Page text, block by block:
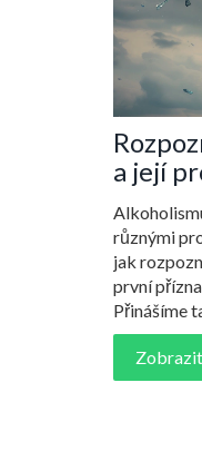
a její
různými
jak
první
Přinášíme
informace